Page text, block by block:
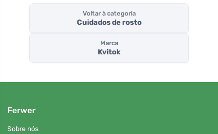
Voltar à categoria
Cuidados de rosto
Marca
Kvitok
Ferwer
Sobre nós